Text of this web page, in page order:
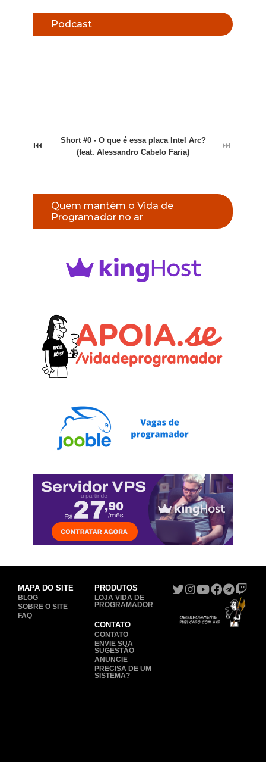
Podcast
⏮
Short #0 - O que é essa placa Intel Arc?
(feat. Alessandro Cabelo Faria)
⏭
Quem mantém o Vida de
Programador no ar
MAPA DO SITE
BLOG
SOBRE O SITE
FAQ
PRODUTOS
LOJA VIDA DE
PROGRAMADOR
CONTATO
CONTATO
ENVIE SUA
SUGESTÃO
ANUNCIE
PRECISA DE UM
SISTEMA?